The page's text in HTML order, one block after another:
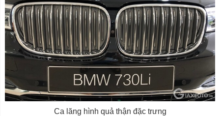
Ca lăng hình quả thận đặc trưng